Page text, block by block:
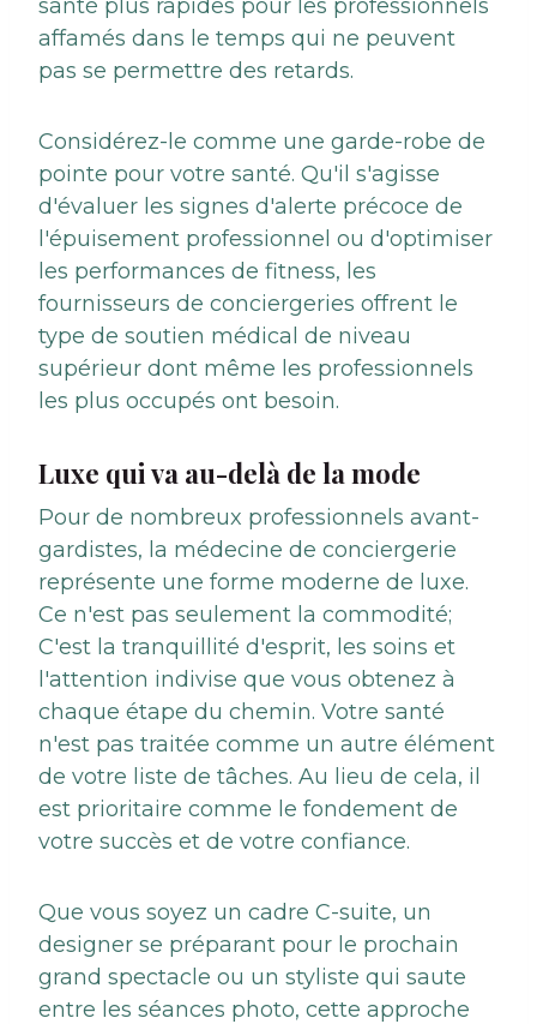
santé plus rapides pour les professionnels
affamés dans le temps qui ne peuvent
pas se permettre des retards.
Considérez-le comme une garde-robe de
pointe pour votre santé. Qu'il s'agisse
d'évaluer les signes d'alerte précoce de
l'épuisement professionnel ou d'optimiser
les performances de fitness, les
fournisseurs de conciergeries offrent le
type de soutien médical de niveau
supérieur dont même les professionnels
les plus occupés ont besoin.
Luxe qui va au-delà de la mode
Pour de nombreux professionnels avant-
gardistes, la médecine de conciergerie
représente une forme moderne de luxe.
Ce n'est pas seulement la commodité;
C'est la tranquillité d'esprit, les soins et
l'attention indivise que vous obtenez à
chaque étape du chemin. Votre santé
n'est pas traitée comme un autre élément
de votre liste de tâches. Au lieu de cela, il
est prioritaire comme le fondement de
votre succès et de votre confiance.
Que vous soyez un cadre C-suite, un
designer se préparant pour le prochain
grand spectacle ou un styliste qui saute
entre les séances photo, cette approche